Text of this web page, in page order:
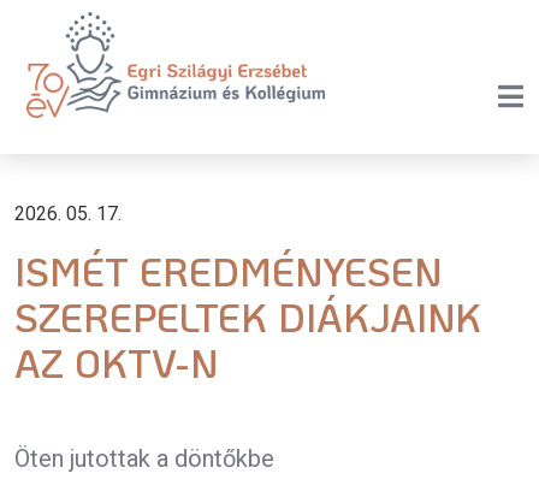
2026. 05. 17.
ISMÉT EREDMÉNYESEN
SZEREPELTEK DIÁKJAINK
AZ OKTV-N
Öten jutottak a döntőkbe